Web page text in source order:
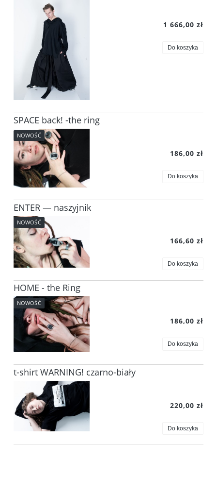
1 666,00 zł
Do koszyka
SPACE back! -the ring
186,00 zł
Do koszyka
NOWOŚĆ
ENTER — naszyjnik
166,60 zł
Do koszyka
NOWOŚĆ
HOME - the Ring
186,00 zł
Do koszyka
NOWOŚĆ
t-shirt WARNING! czarno-biały
220,00 zł
Do koszyka